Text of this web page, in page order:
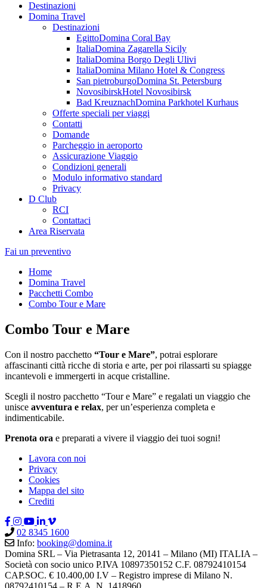
Destinazioni
Domina Travel
Destinazioni
EgittoDomina Coral Bay
ItaliaDomina Zagarella Sicily
ItaliaDomina Borgo Degli Ulivi
ItaliaDomina Milano Hotel & Congress
San pietroburgoDomina St. Petersburg
NovosibirskHotel Novosibirsk
Bad KreuznachDomina Parkhotel Kurhaus
Offerte speciali per viaggi
Contatti
Domande
Parcheggio in aeroporto
Assicurazione Viaggio
Condizioni generali
Modulo informativo standard
Privacy
D Club
RCI
Contattaci
Area Riservata
Fai un preventivo
Home
Domina Travel
Pacchetti Combo
Combo Tour e Mare
Combo Tour e Mare
Con il nostro pacchetto “Tour e Mare”, potrai esplorare
affascinanti città ricche di storia e arte, per poi rilassarti su spiagge
incantevoli e immergerti in acque cristalline.
Scegli il nostro pacchetto “Tour e Mare” e regalati un viaggio che
unisce avventura e relax, per un’esperienza completa e
indimenticabile.
Prenota ora e preparati a vivere il viaggio dei tuoi sogni!
Lavora con noi
Privacy
Cookies
Mappa del sito
Crediti
02 8345 1600
Info: booking@domina.it
Domina SRL – Via Pietrasanta 12, 20141 – Milano (MI) ITALIA –
Società con socio unico P.IVA 10897350152 C.F. 08792410154
CAP.SOC. € 10.400,00 I.V – Registro imprese di Milano N.
08792410154 – R.E.A. N. 1418960